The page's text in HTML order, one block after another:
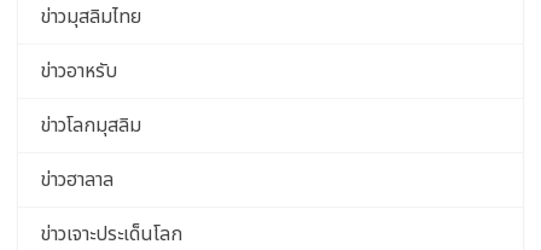
ข่าวมุสลิมไทย
ข่าวอาหรับ
ข่าวโลกมุสลิม
ข่าวฮาลาล
ข่าวเจาะประเด็นโลก